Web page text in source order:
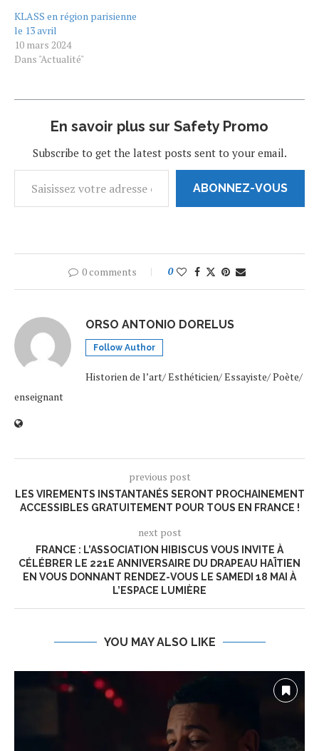
KLASS en région parisienne
le 13 avril
10 mars 2024
Dans "Actualité"
En savoir plus sur Safety Promo
Subscribe to get the latest posts sent to your email.
ABONNEZ-VOUS
0 comments 0
ORSO ANTONIO DORELUS
Follow Author
Historien de l’art/ Esthéticien/ Essayiste/ Poète/
enseignant
previous post
LES VIREMENTS INSTANTANÉS SERONT PROCHAINEMENT
ACCESSIBLES GRATUITEMENT POUR TOUS EN FRANCE !
next post
FRANCE : L’ASSOCIATION HIBISCUS VOUS INVITE À
CÉLÉBRER LE 221E ANNIVERSAIRE DU DRAPEAU HAÏTIEN
EN VOUS DONNANT RENDEZ-VOUS LE SAMEDI 18 MAI À
L’ESPACE LUMIÈRE
YOU MAY ALSO LIKE